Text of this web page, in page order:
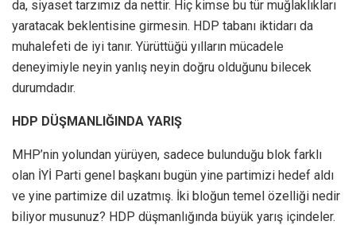
da, siyaset tarzımız da nettir. Hiç kimse bu tür muğlaklıkları
yaratacak beklentisine girmesin. HDP tabanı iktidarı da
muhalefeti de iyi tanır. Yürüttüğü yılların mücadele
deneyimiyle neyin yanlış neyin doğru olduğunu bilecek
durumdadır.
HDP DÜŞMANLIĞINDA YARIŞ
MHP’nin yolundan yürüyen, sadece bulunduğu blok farklı
olan İYİ Parti genel başkanı bugün yine partimizi hedef aldı
ve yine partimize dil uzatmış. İki bloğun temel özelliği nedir
biliyor musunuz? HDP düşmanlığında büyük yarış içindeler.